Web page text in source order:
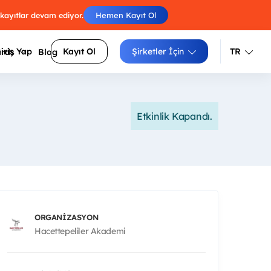
devam ediyor. Hemen Kayıt Ol
daha
Engelleri atla, skorunu arkadaşlarınla
Blog
Yap Kayıt Ol Şirketler İçin TR
İngilizce
Etkinlik Kapandı.
ORGANIZASYON
Hacettepeliler Akademi